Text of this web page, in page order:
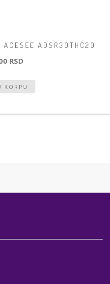
ACESEE ADSR30THC20
RSD